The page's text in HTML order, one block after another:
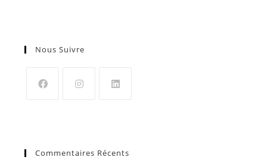
Nous Suivre
Commentaires Récents